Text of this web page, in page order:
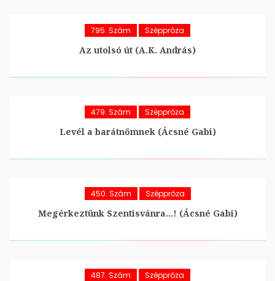
795. Szám Széppróza
Az utolsó út (A.K. András)
479. Szám Széppróza
Levél a barátnőmnek (Ácsné Gabi)
450. Szám Széppróza
Megérkeztünk Szentisvánra…! (Ácsné Gabi)
487. Szám Széppróza